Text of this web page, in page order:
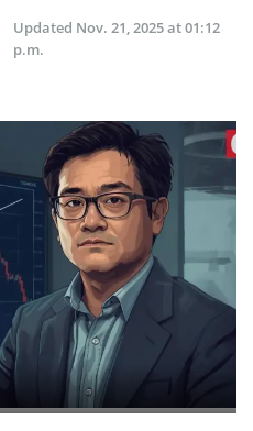
Updated Nov. 21, 2025 at 01:12
p.m.